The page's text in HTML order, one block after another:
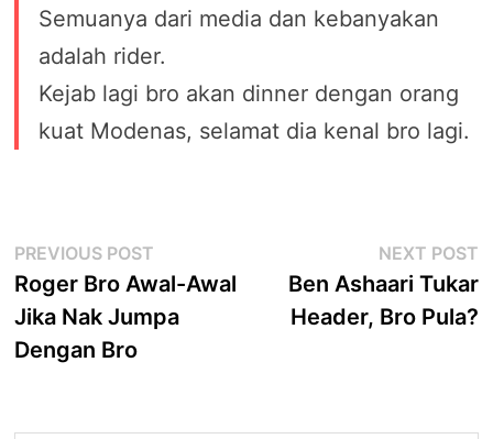
Semuanya dari media dan kebanyakan
adalah rider.
Kejab lagi bro akan dinner dengan orang
kuat Modenas, selamat dia kenal bro lagi.
Post
navigation
PREVIOUS POST
post:
Roger Bro Awal-Awal
Jika Nak Jumpa
Dengan Bro
NEXT POST
Ben Ashaari Tukar
Header, Bro Pula?